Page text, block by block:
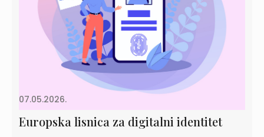
07.05.2026.
Europska lisnica za digitalni identitet